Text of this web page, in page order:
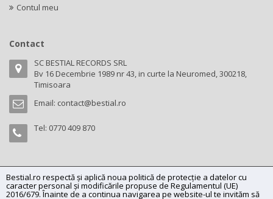
Bestial.ro respectă și aplică noua politică de protecție a datelor cu
caracter personal și modificările propuse de Regulamentul (UE)
2016/679. Înainte de a continua navigarea pe website-ul te invităm să
Contul meu
Contact
SC BESTIAL RECORDS SRL
Bv 16 Decembrie 1989 nr 43, in curte la Neuromed, 300218,
Timisoara
Email: contact@bestial.ro
Tel: 0770 409 870
Copyright (C) 2026bestial.ro -All rights reserved.
SC BESTIAL RECORDS SRL, Nr. R.C.: J35/345/2005, C.U.I.: RO17197870,